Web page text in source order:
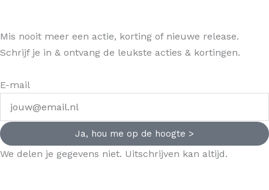
Mis nooit meer een actie, korting of nieuwe release.
Schrijf je in & ontvang de leukste acties & kortingen.
E-mail
Ja, hou me op de hoogte >
We delen je gegevens niet. Uitschrijven kan altijd.